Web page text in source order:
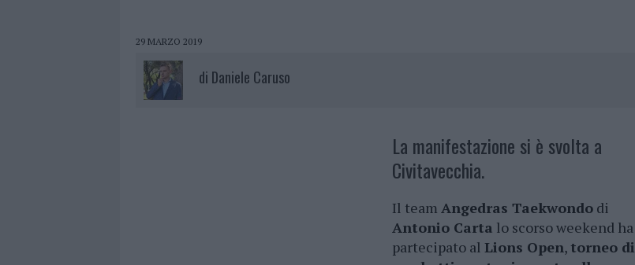
29 MARZO 2019
di Daniele Caruso
La manifestazione si è svolta a
Civitavecchia.
Il team Angedras Taekwondo di
Antonio Carta lo scorso weekend ha
partecipato al Lions Open, torneo di